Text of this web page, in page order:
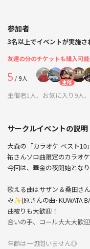
参加者
3名以上でイベントが実施さ
友達の分のチケットも購入可能
5 / 9人 主催
主催者1人、お気に入り9人
サークルイベントの説明
大森の「カラオケ ベスト10
祐さんソロ曲限定のカラオ
今回は、華金の夜開始とな
歌える曲はサザン＆桑田さ
み✨(原さんの曲･KUWATA
曲被りも大歓迎！
合いの手、コール大大大歓迎
年齢は一切問いません◎